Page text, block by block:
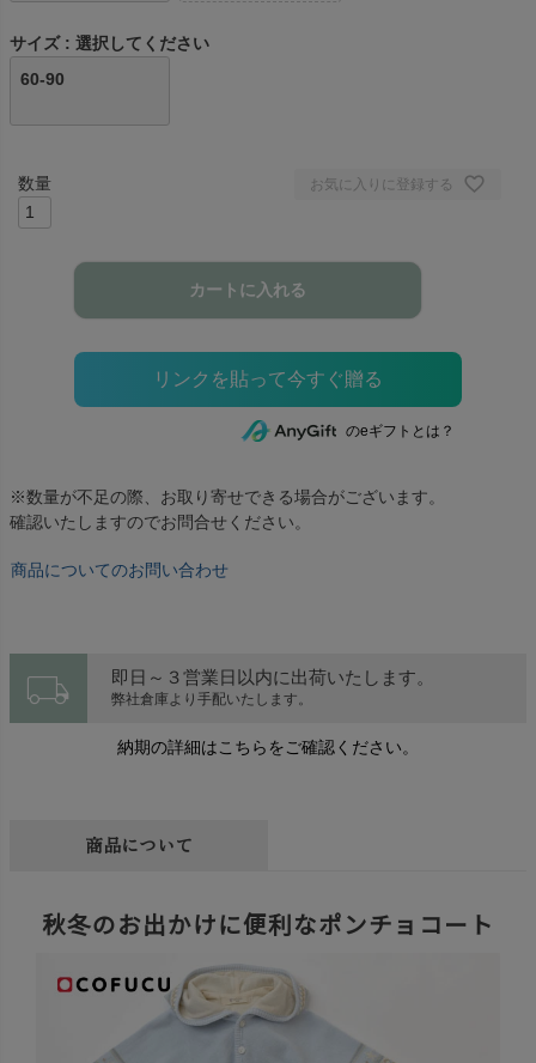
サイズ
選択してください
60-90
お気に入りに登録する
カートに入れる
のeギフトとは？
※数量が不足の際、お取り寄せできる場合がございます。
確認いたしますのでお問合せください。
商品についてのお問い合わせ
local_shipping 即日～３営業日以内に出荷いたします。
弊社倉庫より手配いたします。
納期の詳細はこちらをご確認ください。
商品について
秋冬のお出かけに便利なポンチョコート